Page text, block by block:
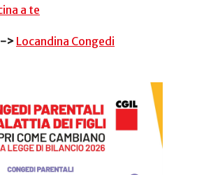
a te
> Locandina Congedi